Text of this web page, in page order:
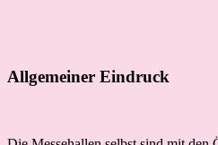
Allgemeiner Eindruck